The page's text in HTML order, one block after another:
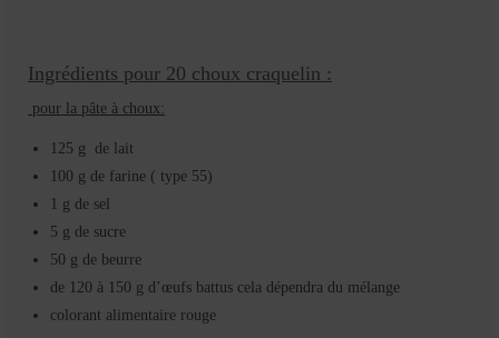
Ingrédients pour 20 choux craquelin :
pour la pâte à choux:
125 g de lait
100 g de farine ( type 55)
1 g de sel
5 g de sucre
50 g de beurre
de 120 à 150 g d’œufs battus cela dépendra du mélange
colorant alimentaire rouge